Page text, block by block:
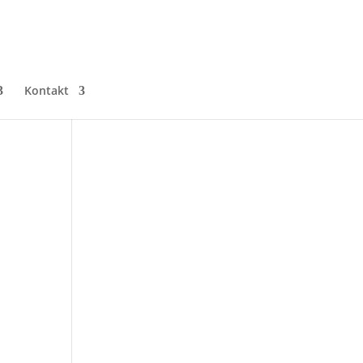
Kontakt